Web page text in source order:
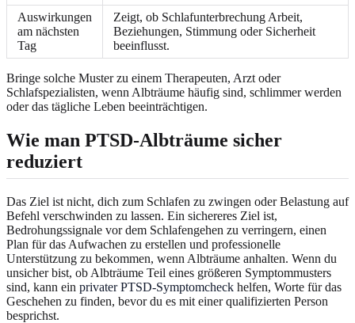
Auswirkungen
am nächsten
Tag
Zeigt, ob Schlafunterbrechung Arbeit,
Beziehungen, Stimmung oder Sicherheit
beeinflusst.
Bringe solche Muster zu einem Therapeuten, Arzt oder
Schlafspezialisten, wenn Albträume häufig sind, schlimmer werden
oder das tägliche Leben beeinträchtigen.
Wie man PTSD-Albträume sicher
reduziert
Das Ziel ist nicht, dich zum Schlafen zu zwingen oder Belastung auf
Befehl verschwinden zu lassen. Ein sichereres Ziel ist,
Bedrohungssignale vor dem Schlafengehen zu verringern, einen
Plan für das Aufwachen zu erstellen und professionelle
Unterstützung zu bekommen, wenn Albträume anhalten. Wenn du
unsicher bist, ob Albträume Teil eines größeren Symptommusters
sind, kann ein privater PTSD-Symptomcheck helfen, Worte für das
Geschehen zu finden, bevor du es mit einer qualifizierten Person
besprichst.